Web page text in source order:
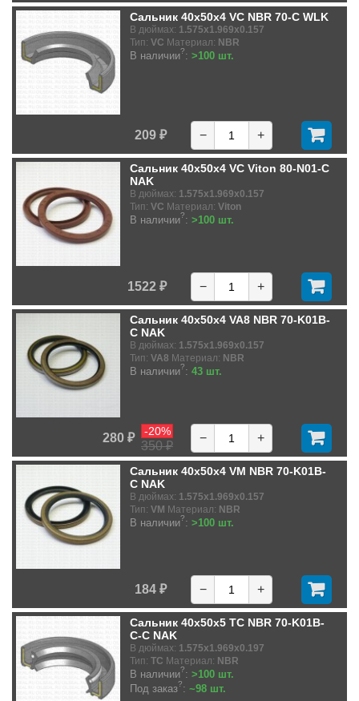
Сальник 40x50x4 VC NBR 70-C WLK
В дюймах: 1.575x1.969x0.157
Тип: VC Материал: NBR
В наличии?: >100 шт.
209 ₽ − +
Сальник 40x50x4 VC Viton 80-N01-C
NAK
В дюймах: 1.575x1.969x0.157
Тип: VC Материал: Viton
В наличии?: >100 шт.
1522 ₽ − +
Сальник 40x50x4 VA8 NBR 70-K01B-
C NAK
В дюймах: 1.575x1.969x0.157
Тип: VA8 Материал: NBR
В наличии?: 43 шт.
280 ₽
350 ₽
-20% − +
Сальник 40x50x4 VM NBR 70-K01B-
C NAK
В дюймах: 1.575x1.969x0.157
Тип: VM Материал: NBR
В наличии?: >100 шт.
184 ₽ − +
Сальник 40x50x5 TC NBR 70-K01B-
C-C NAK
В дюймах: 1.575x1.969x0.197
Тип: TC Материал: NBR
В наличии?: >100 шт.
Под заказ?: ~98 шт.